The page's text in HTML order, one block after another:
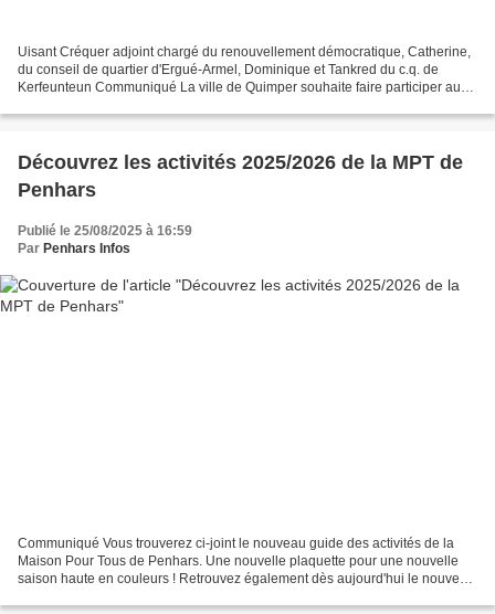
Uisant Créquer adjoint chargé du renouvellement démocratique, Catherine,
du conseil de quartier d'Ergué-Armel, Dominique et Tankred du c.q. de
Kerfeunteun Communiqué La ville de Quimper souhaite faire participer au
Découvrez les activités 2025/2026 de la MPT de
Penhars
Publié le 25/08/2025 à 16:59
Par Penhars Infos
Communiqué Vous trouverez ci-joint le nouveau guide des activités de la
Maison Pour Tous de Penhars. Une nouvelle plaquette pour une nouvelle
saison haute en couleurs ! Retrouvez également dès aujourd'hui le nouveau